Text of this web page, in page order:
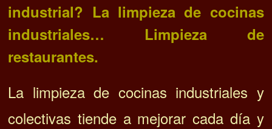
industrial? La limpieza de cocinas
industriales… Limpieza de
restaurantes.
La limpieza de cocinas industriales y
colectivas tiende a mejorar cada día y